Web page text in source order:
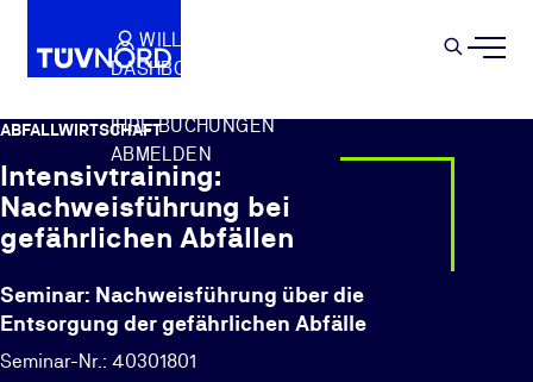
Springe zum Hauptinhalt
WILLKOMMEN
DASHBOARD
IHRE BUCHUNGEN
ABMELDEN
ABFALLWIRTSCHAFT
Intensivtraining:
Nachweisführung bei
gefährlichen Abfällen
Seminar: Nachweisführung über die
Entsorgung der gefährlichen Abfälle
Seminar-Nr.: 40301801